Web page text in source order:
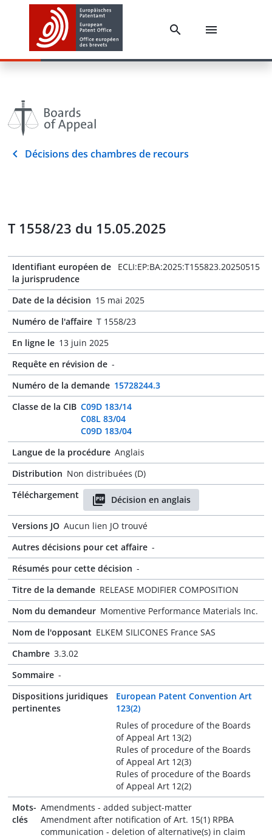
Décisions des chambres de recours
T 1558/23 du 15.05.2025
Identifiant européen de
la jurisprudence
ECLI:EP:BA:2025:T155823.20250515
Date de la décision 15 mai 2025
Numéro de l'affaire T 1558/23
En ligne le 13 juin 2025
Requête en révision de -
Numéro de la demande 15728244.3
Classe de la CIB C09D 183/14
C08L 83/04
C09D 183/04
Langue de la procédure Anglais
Distribution Non distribuées (D)
Téléchargement
Décision en anglais
Versions JO Aucun lien JO trouvé
Autres décisions pour cet affaire -
Résumés pour cette décision -
Titre de la demande RELEASE MODIFIER COMPOSITION
Nom du demandeur Momentive Performance Materials Inc.
Nom de l'opposant ELKEM SILICONES France SAS
Chambre 3.3.02
Sommaire -
Dispositions juridiques
pertinentes
European Patent Convention Art
123(2)
Rules of procedure of the Boards
of Appeal Art 13(2)
Rules of procedure of the Boards
of Appeal Art 12(3)
Rules of procedure of the Boards
of Appeal Art 12(2)
Mots-
clés
Amendments - added subject-matter
Amendment after notification of Art. 15(1) RPBA
communication - deletion of alternative(s) in claim